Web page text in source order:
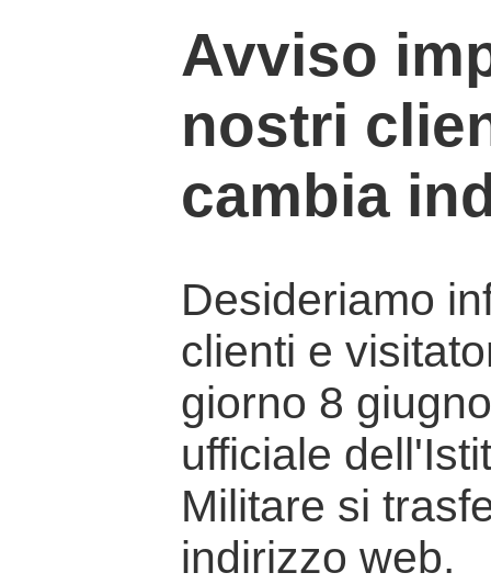
Avviso
nostri
cambia
Desideriamo
clienti e
giorno 8
ufficiale
Militare si
indirizzo web.